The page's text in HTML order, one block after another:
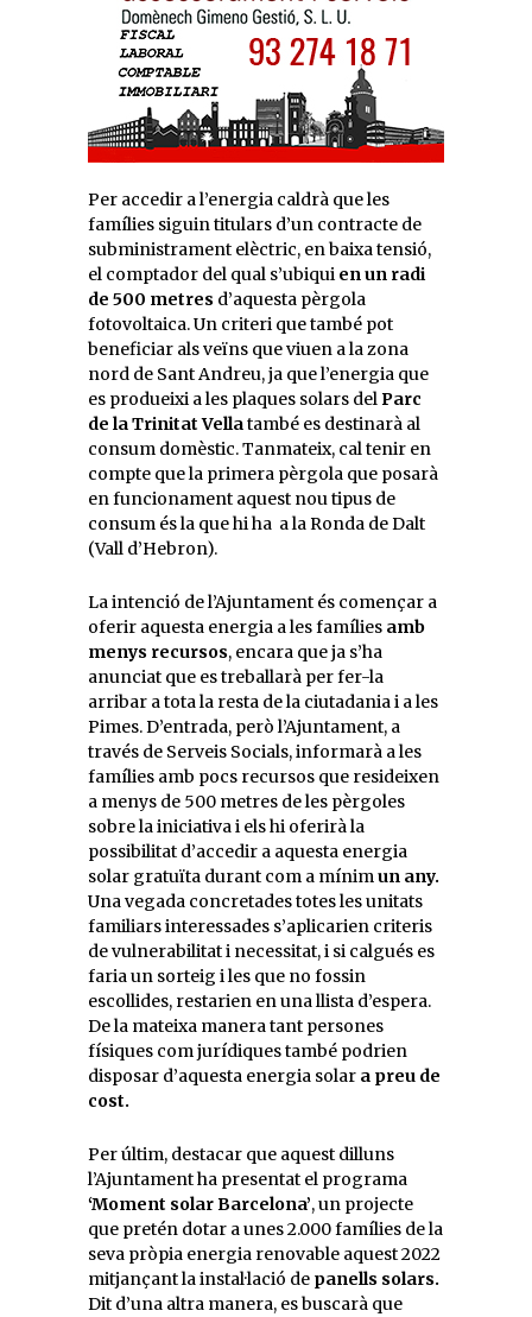
Per accedir a l’energia caldrà que les
famílies siguin titulars d’un contracte de
subministrament elèctric, en baixa tensió,
el comptador del qual s’ubiqui en un radi
de 500 metres d’aquesta pèrgola
fotovoltaica. Un criteri que també pot
beneficiar als veïns que viuen a la zona
nord de Sant Andreu, ja que l’energia que
es produeixi a les plaques solars delParc
de la Trinitat Vellatambé es destinarà al
consum domèstic. Tanmateix, cal tenir en
compte que la primera pèrgola que posarà
en funcionament aquest nou tipus de
consum és la que hi ha a la Ronda de Dalt
(Vall d’Hebron).
La intenció de l’Ajuntament és començar a
oferir aquesta energia a les famílies amb
menys recursos, encara que ja s’ha
anunciat que es treballarà per fer-la
arribar a tota la resta de la ciutadania i a les
Pimes. D’entrada, però l’Ajuntament, a
través de Serveis Socials, informarà a les
famílies amb pocs recursos que resideixen
a menys de 500 metres de les pèrgoles
sobre la iniciativa i els hi oferirà la
possibilitat d’accedir a aquesta energia
solar gratuïta durant com a mínimun any.
Una vegada concretades totes les unitats
familiars interessades s’aplicarien criteris
de vulnerabilitat i necessitat, i si calgués es
faria un sorteig i les que no fossin
escollides, restarien en una llista d’espera.
De la mateixa manera tant persones
físiques com jurídiques també podrien
disposar d’aquesta energia solar a preu de
cost.
Per últim, destacar que aquest dilluns
l’Ajuntament ha presentat el programa
‘Moment solar Barcelona’, un projecte
que pretén dotar a unes 2.000 famílies de la
seva pròpia energia renovable aquest 2022
mitjançant la instal·lació de panells solars.
Dit d’una altra manera, es buscarà que